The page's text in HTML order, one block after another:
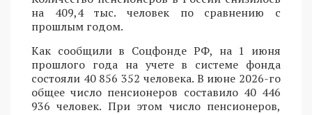
на 409,4 тыс. человек по сравнению с
прошлым годом.
Как сообщили в Соцфонде РФ, на 1 июня
прошлого года на учете в системе фонда
состояли 40 856 352 человека. В июне 2026-го
общее число пенсионеров составило 40 446
936 человек. При этом число пенсионеров,